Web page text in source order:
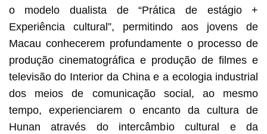
o modelo dualista de “Prática de estágio +
Experiência cultural”, permitindo aos jovens de
Macau conhecerem profundamente o processo de
produção cinematográfica e produção de filmes e
televisão do Interior da China e a ecologia industrial
dos meios de comunicação social, ao mesmo
tempo, experienciarem o encanto da cultura de
Hunan através do intercâmbio cultural e da